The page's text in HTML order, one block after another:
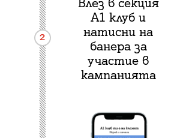
2
Влез в секция
А1 клуб и
натисни на
банера за
участие в
кампанията